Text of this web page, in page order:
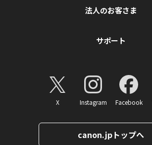
法人のお客さま
サポート
X Instagram Facebook
canon.jpトップへ